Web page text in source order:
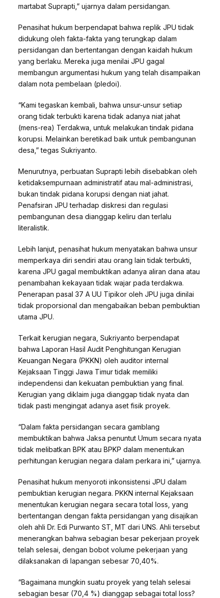
martabat Suprapti,” ujarnya dalam persidangan.
Penasihat hukum berpendapat bahwa replik JPU tidak
didukung oleh fakta-fakta yang terungkap dalam
persidangan dan bertentangan dengan kaidah hukum
yang berlaku. Mereka juga menilai JPU gagal
membangun argumentasi hukum yang telah disampaikan
dalam nota pembelaan (pledoi).
“Kami tegaskan kembali, bahwa unsur-unsur setiap
orang tidak terbukti karena tidak adanya niat jahat
(mens-rea) Terdakwa, untuk melakukan tindak pidana
korupsi. Melainkan beretikad baik untuk pembangunan
desa,” tegas Sukriyanto.
Menurutnya, perbuatan Suprapti lebih disebabkan oleh
ketidaksempurnaan administratif atau mal-administrasi,
bukan tindak pidana korupsi dengan niat jahat.
Penafsiran JPU terhadap diskresi dan regulasi
pembangunan desa dianggap keliru dan terlalu
literalistik.
Lebih lanjut, penasihat hukum menyatakan bahwa unsur
memperkaya diri sendiri atau orang lain tidak terbukti,
karena JPU gagal membuktikan adanya aliran dana atau
penambahan kekayaan tidak wajar pada terdakwa.
Penerapan pasal 37 A UU Tipikor oleh JPU juga dinilai
tidak proporsional dan mengabaikan beban pembuktian
utama JPU.
Terkait kerugian negara, Sukriyanto berpendapat
bahwa Laporan Hasil Audit Penghitungan Kerugian
Keuangan Negara (PKKN) oleh auditor internal
Kejaksaan Tinggi Jawa Timur tidak memiliki
independensi dan kekuatan pembuktian yang final.
Kerugian yang diklaim juga dianggap tidak nyata dan
tidak pasti mengingat adanya aset fisik proyek.
“Dalam fakta persidangan secara gamblang
membuktikan bahwa Jaksa penuntut Umum secara nyata
tidak melibatkan BPK atau BPKP dalam menentukan
perhitungan kerugian negara dalam perkara ini,” ujarnya.
Penasihat hukum menyoroti inkonsistensi JPU dalam
pembuktian kerugian negara. PKKN internal Kejaksaan
menentukan kerugian negara secara total loss, yang
bertentangan dengan fakta persidangan yang disajikan
oleh ahli Dr. Edi Purwanto ST, MT dari UNS. Ahli tersebut
menerangkan bahwa sebagian besar pekerjaan proyek
telah selesai, dengan bobot volume pekerjaan yang
dilaksanakan di lapangan sebesar 70,40%.
“Bagaimana mungkin suatu proyek yang telah selesai
sebagian besar (70,4 %) dianggap sebagai total loss?